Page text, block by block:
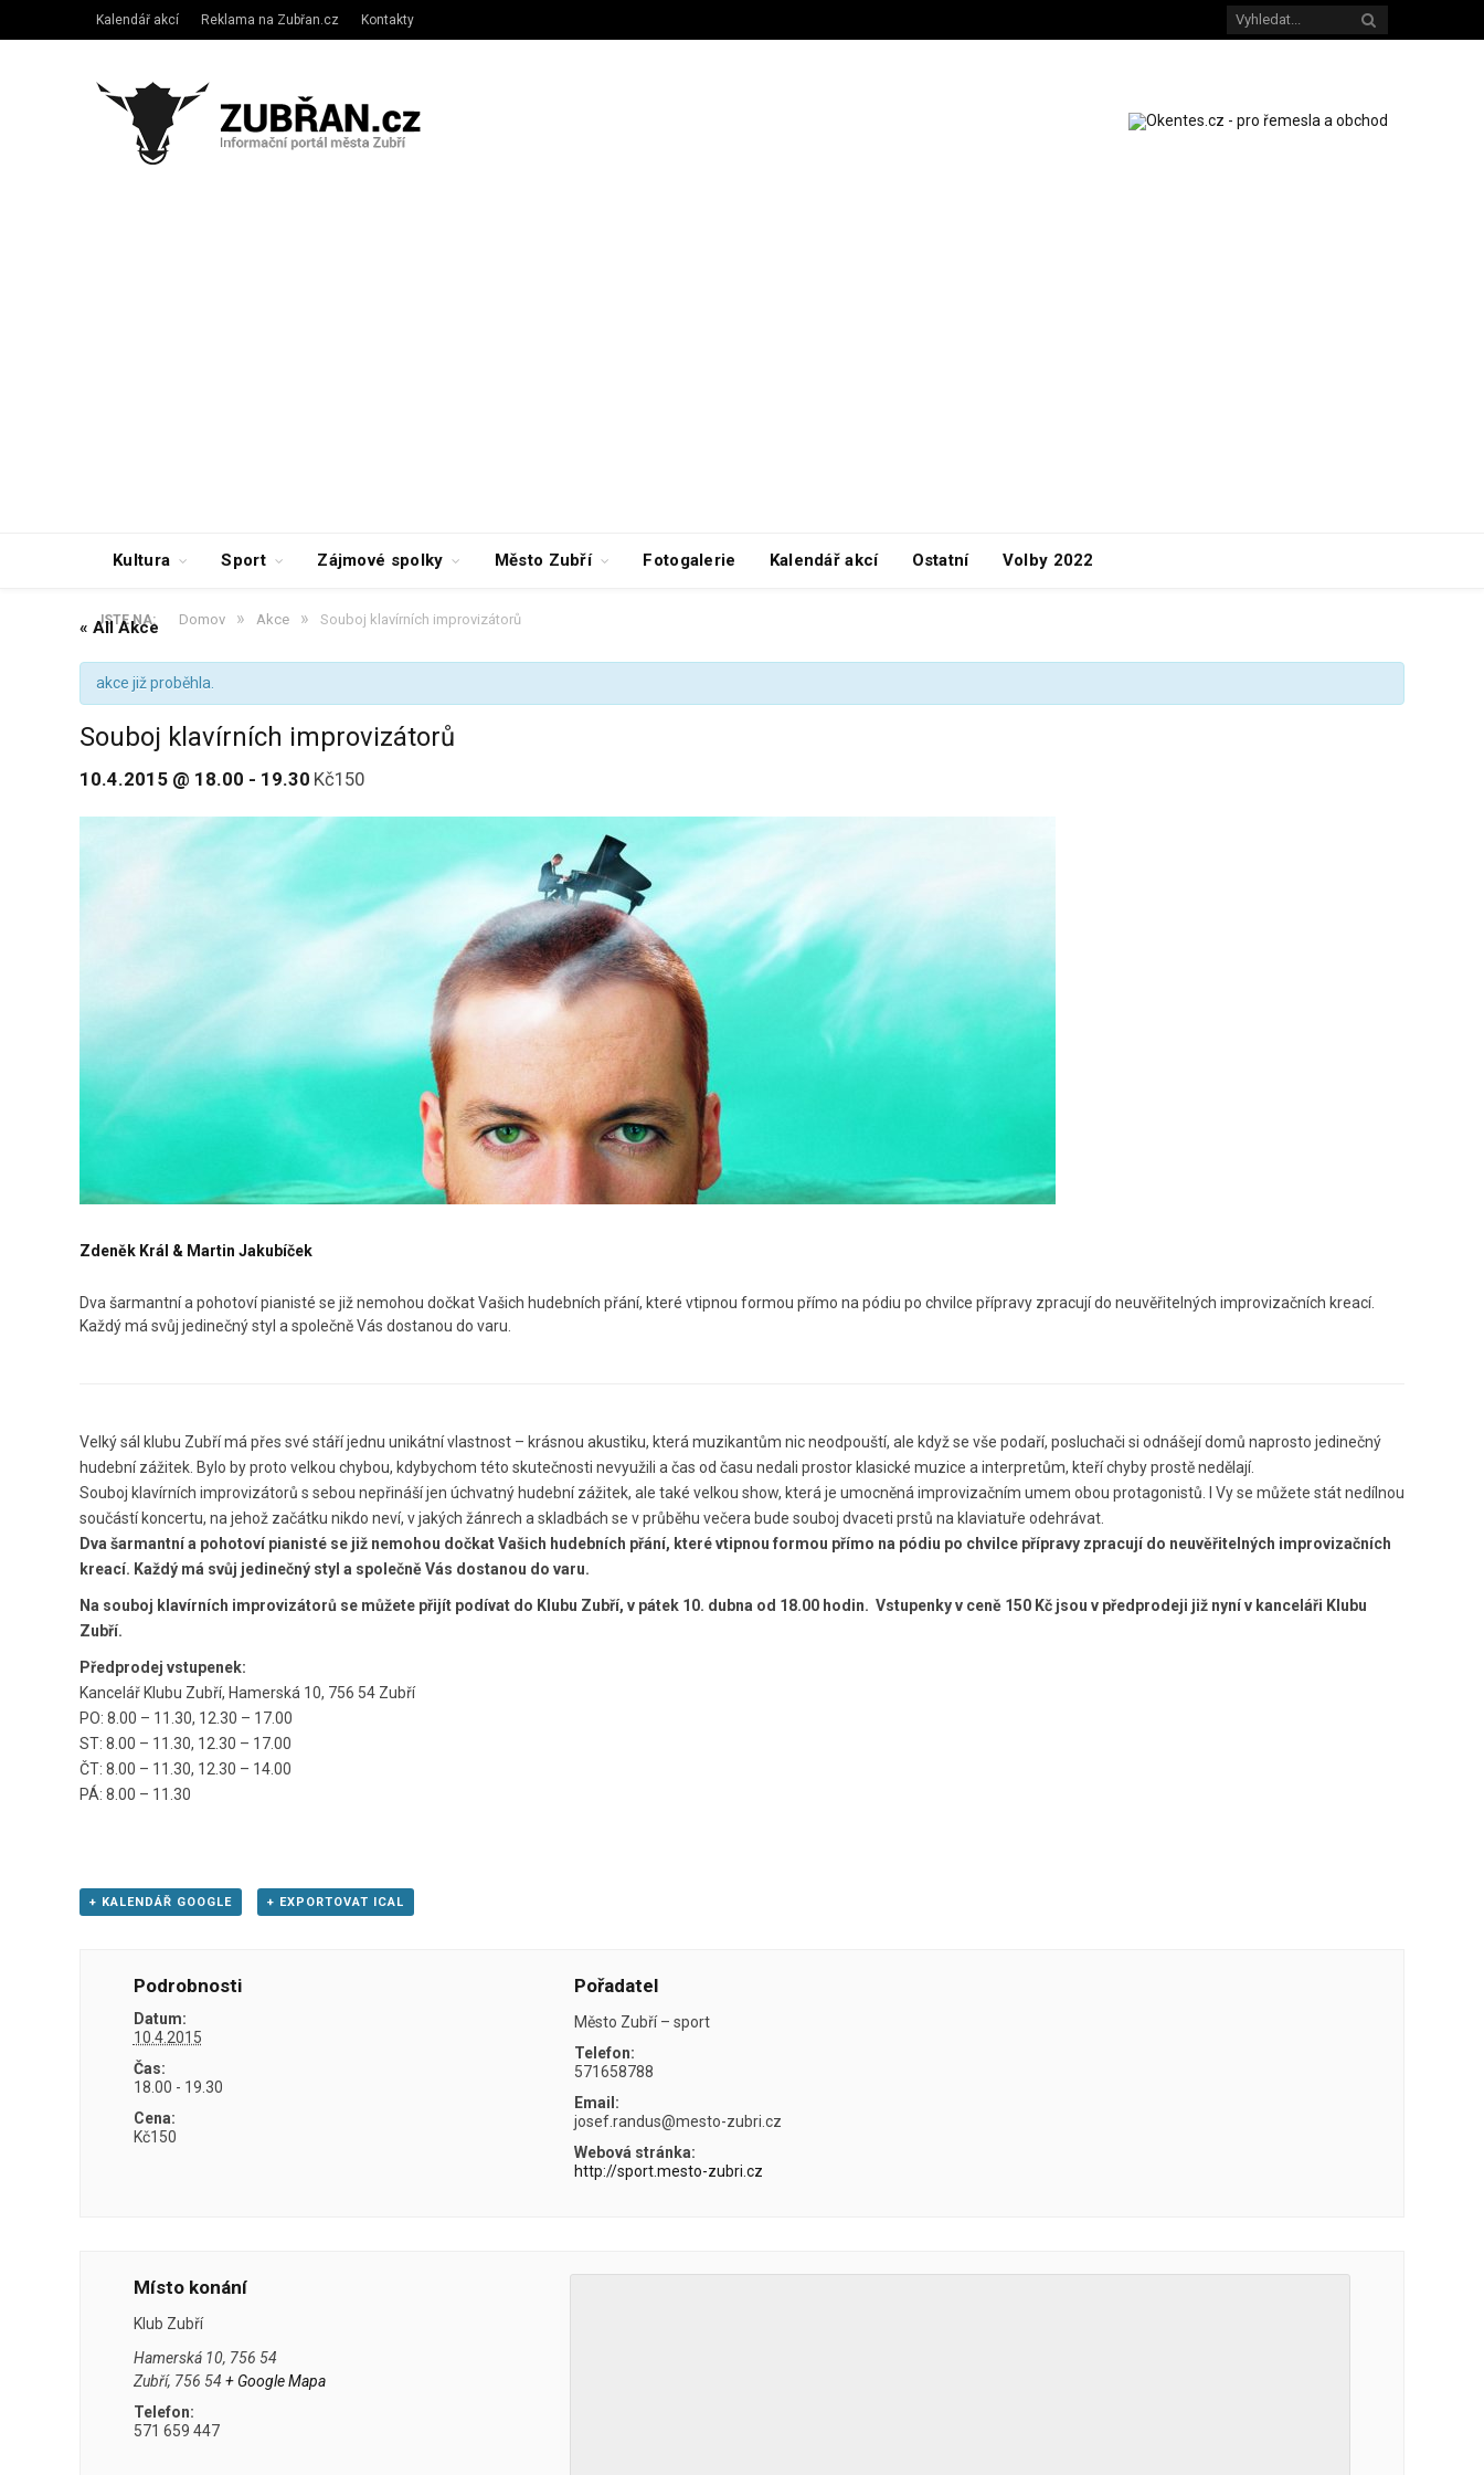
Kalendář akcí Reklama na Zubřan.cz Kontakty
Kultura Sport Zájmové spolky Město Zubří Fotogalerie Kalendář akcí Ostatní Volby 2022
JSTE NA: Domov » Akce » Souboj klavírních improvizátorů
« All Akce
akce již proběhla.
Souboj klavírních improvizátorů
10.4.2015 @ 18.00 - 19.30 Kč150
Zdeněk Král & Martin Jakubíček
Dva šarmantní a pohotoví pianisté se již nemohou dočkat Vašich hudebních přání, které vtipnou formou přímo na pódiu po chvilce přípravy zpracují do neuvěřitelných improvizačních kreací.
Každý má svůj jedinečný styl a společně Vás dostanou do varu.
Velký sál klubu Zubří má přes své stáří jednu unikátní vlastnost – krásnou akustiku, která muzikantům nic neodpouští, ale když se vše podaří, posluchači si odnášejí domů naprosto jedinečný
hudební zážitek. Bylo by proto velkou chybou, kdybychom této skutečnosti nevyužili a čas od času nedali prostor klasické muzice a interpretům, kteří chyby prostě nedělají.
Souboj klavírních improvizátorů s sebou nepřináší jen úchvatný hudební zážitek, ale také velkou show, která je umocněná improvizačním umem obou protagonistů. I Vy se můžete stát nedílnou
součástí koncertu, na jehož začátku nikdo neví, v jakých žánrech a skladbách se v průběhu večera bude souboj dvaceti prstů na klaviatuře odehrávat.
Dva šarmantní a pohotoví pianisté se již nemohou dočkat Vašich hudebních přání, které vtipnou formou přímo na pódiu po chvilce přípravy zpracují do neuvěřitelných improvizačních
kreací. Každý má svůj jedinečný styl a společně Vás dostanou do varu.
Na souboj klavírních improvizátorů se můžete přijít podívat do Klubu Zubří, v pátek 10. dubna od 18.00 hodin. Vstupenky v ceně 150 Kč jsou v předprodeji již nyní v kanceláři Klubu
Zubří.
Předprodej vstupenek:
Kancelář Klubu Zubří, Hamerská 10, 756 54 Zubří
PO: 8.00 – 11.30, 12.30 – 17.00
ST: 8.00 – 11.30, 12.30 – 17.00
ČT: 8.00 – 11.30, 12.30 – 14.00
PÁ: 8.00 – 11.30
+ KALENDÁŘ GOOGLE + EXPORTOVAT ICAL
Podrobnosti
Datum:
10.4.2015
Čas:
18.00 - 19.30
Cena:
Kč150
Pořadatel
Město Zubří – sport
Telefon:
571658788
Email:
josef.randus@mesto-zubri.cz
Webová stránka:
http://sport.mesto-zubri.cz
Místo konání
Klub Zubří
Hamerská 10, 756 54
Zubří, 756 54 + Google Mapa
Telefon:
571 659 447